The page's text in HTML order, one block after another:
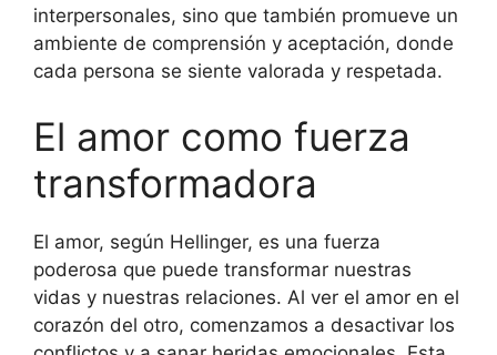
interpersonales, sino que también promueve un
ambiente de comprensión y aceptación, donde
cada persona se siente valorada y respetada.
El amor como fuerza
transformadora
El amor, según Hellinger, es una fuerza
poderosa que puede transformar nuestras
vidas y nuestras relaciones. Al ver el amor en el
corazón del otro, comenzamos a desactivar los